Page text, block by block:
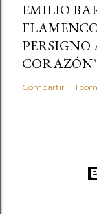
EMILIO
PERSIGNO
Compartir 1